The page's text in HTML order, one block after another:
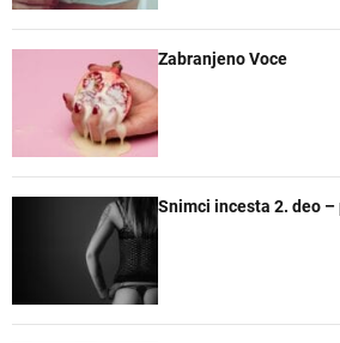
Zabranjeno Voce
Snimci incesta 2. deo